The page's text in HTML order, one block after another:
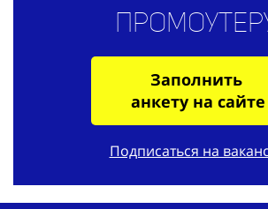
Заполнить
анкету на сайте
Подписаться на